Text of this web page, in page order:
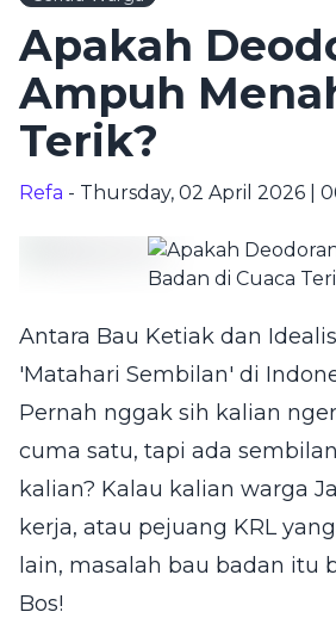
Apakah
Ampuh
Terik?
Refa - Thursday, 02 April 2026 |
Antara Bau Ketiak dan
'Matahari Sembilan' di
Pernah nggak sih kalian
cuma satu, tapi ada
kalian? Kalau kalian warga
kerja, atau pejuang KRL
lain, masalah bau badan itu
Bos!